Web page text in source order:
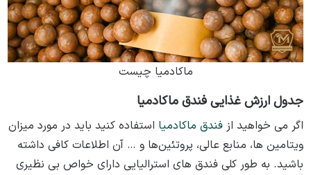
ماکادمیا چیست
جدول ارزش غذایی فندق ماکادمیا
اگر می‌ خواهید از فندق ماکادمیا استفاده کنید باید در مورد میزان
ویتامین ‌ها، منابع عالی، پروتئین‌ها و … آن اطلاعات کافی داشته
باشید. به طور کلی فندق‌ های استرالیایی دارای خواص بی‌ نظیری